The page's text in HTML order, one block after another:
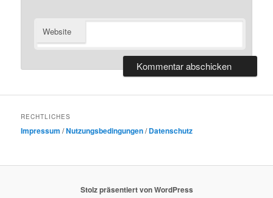
Website
RECHTLICHES
Impressum /Nutzungsbedingungen/Datenschutz
Stolz präsentiert von WordPress